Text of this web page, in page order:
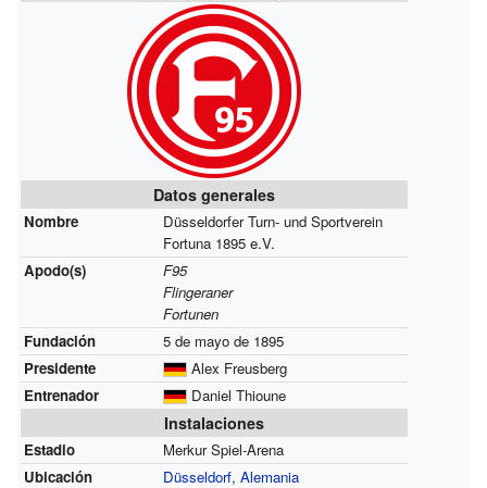
Datos generales
Nombre
Düsseldorfer Turn- und Sportverein
Fortuna 1895 e.V.
Apodo(s)
F95
Flingeraner
Fortunen
Fundación
5 de mayo de 1895
Presidente
Alex Freusberg
Entrenador
Daniel Thioune
Instalaciones
Estadio
Merkur Spiel-Arena
Ubicación
Düsseldorf, Alemania